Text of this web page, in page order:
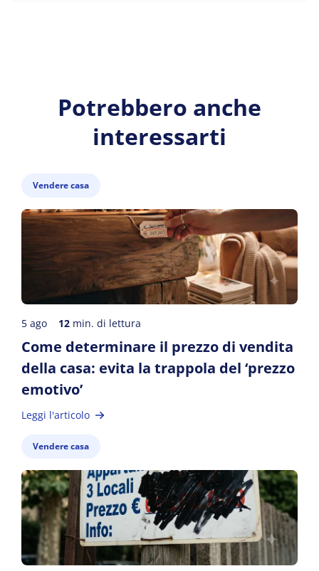
Potrebbero anche
interessarti
Vendere casa
5 ago 12 min. di lettura
Come determinare il prezzo di vendita
della casa: evita la trappola del ‘prezzo
emotivo’
Leggi l'articolo
Vendere casa